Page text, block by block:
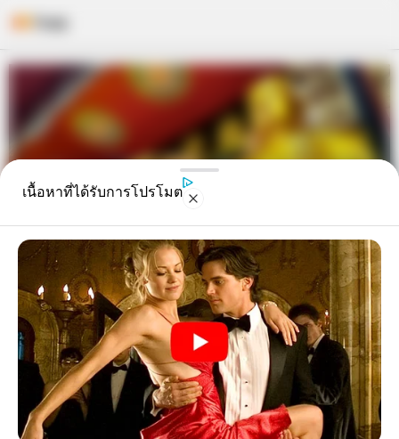
Skip
content
9 วันมงคล กินเจ กับดร.คฑา ชิน
บัญชรพร้อมคำกล่าวบูชาขอพร
เจ้าหมอดู 1 ต.ค. 2019 4
เนื้อหาที่ได้รับการโปรโมต